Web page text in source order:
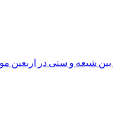
شیعه و سنی در اربعین